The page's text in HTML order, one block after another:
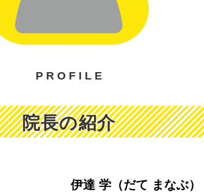
P R O F I L E
院長の紹介
伊達 学（だて まなぶ）